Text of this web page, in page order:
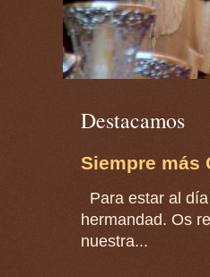
Destacamos
Siempre más
Para estar al
hermandad. Os
nuestra...